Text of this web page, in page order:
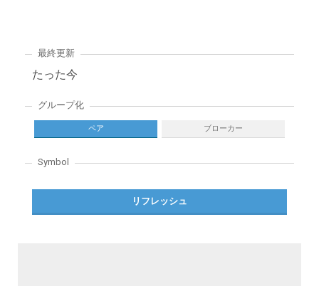
最終更新
たった今
グループ化
ペア ブローカー
Symbol
リフレッシュ